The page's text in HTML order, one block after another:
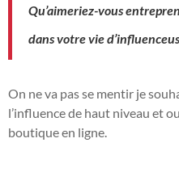
Qu’aimeriez-vous
dans votre vie
On ne va pas se mentir je
l’influence de haut niveau et
boutique en ligne.